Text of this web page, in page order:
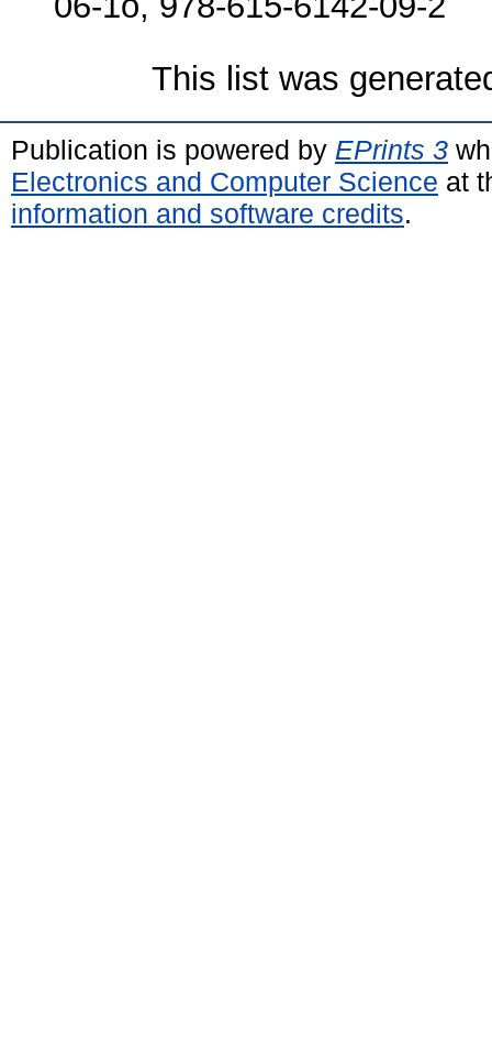
This list was
Publication is powered by EPrints 3
Electronics and Computer Science at
information and software credits.